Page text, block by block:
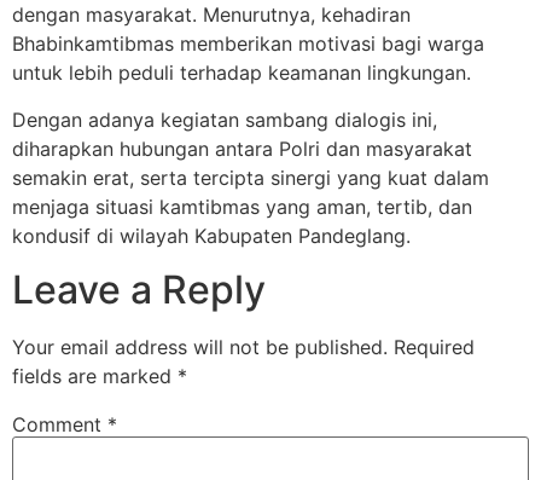
dengan masyarakat. Menurutnya, kehadiran
Bhabinkamtibmas memberikan motivasi bagi warga
untuk lebih peduli terhadap keamanan lingkungan.
Dengan adanya kegiatan sambang dialogis ini,
diharapkan hubungan antara Polri dan masyarakat
semakin erat, serta tercipta sinergi yang kuat dalam
menjaga situasi kamtibmas yang aman, tertib, dan
kondusif di wilayah Kabupaten Pandeglang.
Leave a Reply
Your email address will not be published. Required
fields are marked *
Comment *